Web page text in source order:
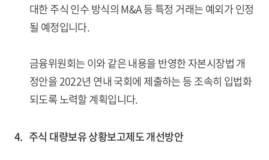
대한 주식 인수 방식의 M&A 등 특정 거래는 예외가 인정
될 예정입니다.
금융위원회는 이와 같은 내용을 반영한 자본시장법 개
정안을 2022년 연내 국회에 제출하는 등 조속히 입법화
되도록 노력할 계획입니다.
4. 주식 대량보유 상황보고제도 개선방안